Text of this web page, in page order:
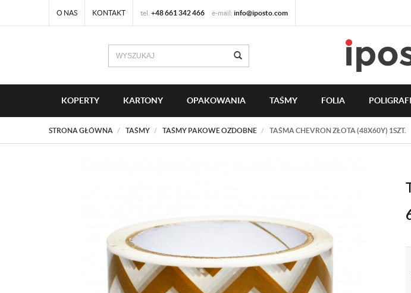
O NAS KONTAKT tel. +48 661 342 466 e-mail: info@iposto.com
KOPERTY KARTONY OPAKOWANIA TAŚMY FOLIA
STRONA GŁÓWNA TAŚMY TAŚMY PAKOWE OZDOBNE TAŚMA CHEVRON ZŁOTA (48X60Y) 1SZT.